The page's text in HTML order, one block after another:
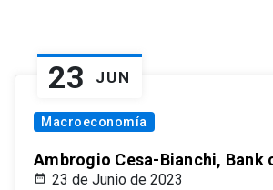
23 JUN
Macroeconomía
Ambrogio Cesa-Bianchi, Bank
23 de Junio de 2023